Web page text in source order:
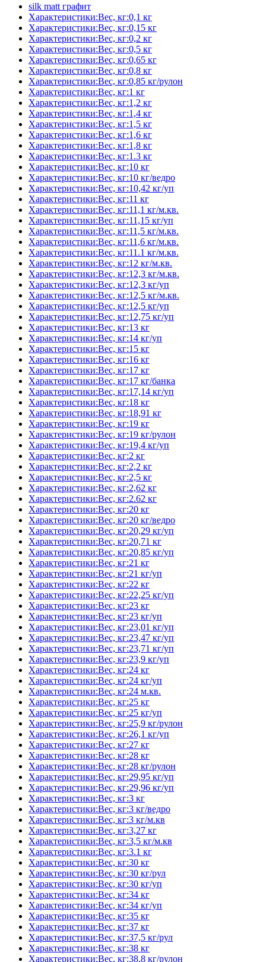
silk matt графит
Характеристики:Вес, кг:0,1 кг
Характеристики:Вес, кг:0,15 кг
Характеристики:Вес, кг:0,2 кг
Характеристики:Вес, кг:0,5 кг
Характеристики:Вес, кг:0,65 кг
Характеристики:Вес, кг:0,8 кг
Характеристики:Вес, кг:0,85 кг/рулон
Характеристики:Вес, кг:1 кг
Характеристики:Вес, кг:1,2 кг
Характеристики:Вес, кг:1,4 кг
Характеристики:Вес, кг:1,5 кг
Характеристики:Вес, кг:1,6 кг
Характеристики:Вес, кг:1,8 кг
Характеристики:Вес, кг:1.3 кг
Характеристики:Вес, кг:10 кг
Характеристики:Вес, кг:10 кг/ведро
Характеристики:Вес, кг:10,42 кг/уп
Характеристики:Вес, кг:11 кг
Характеристики:Вес, кг:11,1 кг/м.кв.
Характеристики:Вес, кг:11,15 кг/уп
Характеристики:Вес, кг:11,5 кг/м.кв.
Характеристики:Вес, кг:11,6 кг/м.кв.
Характеристики:Вес, кг:11.1 кг/м.кв.
Характеристики:Вес, кг:12 кг/м.кв.
Характеристики:Вес, кг:12,3 кг/м.кв.
Характеристики:Вес, кг:12,3 кг/уп
Характеристики:Вес, кг:12,5 кг/м.кв.
Характеристики:Вес, кг:12,5 кг/уп
Характеристики:Вес, кг:12,75 кг/уп
Характеристики:Вес, кг:13 кг
Характеристики:Вес, кг:14 кг/уп
Характеристики:Вес, кг:15 кг
Характеристики:Вес, кг:16 кг
Характеристики:Вес, кг:17 кг
Характеристики:Вес, кг:17 кг/банка
Характеристики:Вес, кг:17,14 кг/уп
Характеристики:Вес, кг:18 кг
Характеристики:Вес, кг:18,91 кг
Характеристики:Вес, кг:19 кг
Характеристики:Вес, кг:19 кг/рулон
Характеристики:Вес, кг:19,4 кг/уп
Характеристики:Вес, кг:2 кг
Характеристики:Вес, кг:2,2 кг
Характеристики:Вес, кг:2,5 кг
Характеристики:Вес, кг:2,62 кг
Характеристики:Вес, кг:2.62 кг
Характеристики:Вес, кг:20 кг
Характеристики:Вес, кг:20 кг/ведро
Характеристики:Вес, кг:20,29 кг/уп
Характеристики:Вес, кг:20,71 кг
Характеристики:Вес, кг:20,85 кг/уп
Характеристики:Вес, кг:21 кг
Характеристики:Вес, кг:21 кг/уп
Характеристики:Вес, кг:22 кг
Характеристики:Вес, кг:22,25 кг/уп
Характеристики:Вес, кг:23 кг
Характеристики:Вес, кг:23 кг/уп
Характеристики:Вес, кг:23,01 кг/уп
Характеристики:Вес, кг:23,47 кг/уп
Характеристики:Вес, кг:23,71 кг/уп
Характеристики:Вес, кг:23,9 кг/уп
Характеристики:Вес, кг:24 кг
Характеристики:Вес, кг:24 кг/уп
Характеристики:Вес, кг:24 м.кв.
Характеристики:Вес, кг:25 кг
Характеристики:Вес, кг:25 кг/уп
Характеристики:Вес, кг:25,9 кг/рулон
Характеристики:Вес, кг:26,1 кг/уп
Характеристики:Вес, кг:27 кг
Характеристики:Вес, кг:28 кг
Характеристики:Вес, кг:28 кг/рулон
Характеристики:Вес, кг:29,95 кг/уп
Характеристики:Вес, кг:29,96 кг/уп
Характеристики:Вес, кг:3 кг
Характеристики:Вес, кг:3 кг/ведро
Характеристики:Вес, кг:3 кг/м.кв
Характеристики:Вес, кг:3,27 кг
Характеристики:Вес, кг:3,5 кг/м.кв
Характеристики:Вес, кг:3.1 кг
Характеристики:Вес, кг:30 кг
Характеристики:Вес, кг:30 кг/рул
Характеристики:Вес, кг:30 кг/уп
Характеристики:Вес, кг:34 кг
Характеристики:Вес, кг:34 кг/уп
Характеристики:Вес, кг:35 кг
Характеристики:Вес, кг:37 кг
Характеристики:Вес, кг:37,5 кг/рул
Характеристики:Вес, кг:38 кг
Характеристики:Вес, кг:38,8 кг/рулон